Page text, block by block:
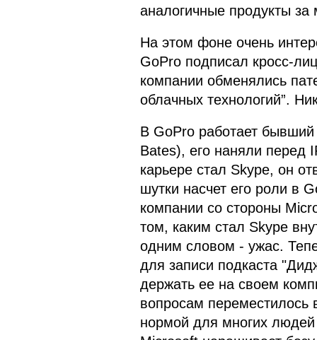
аналогичные продукты
На этом фоне очень
GoPro подписал кросс-
компании обменялись
облачных технологий”.
В GoPro работает
Bates), его наняли перед
карьере стал Skype, он
шутки насчет его роли в
компании со стороны
том, каким стал Skype
одним словом - ужас.
для записи подкаста
держать ее на своем
вопросам переместилось
нормой для многих людей